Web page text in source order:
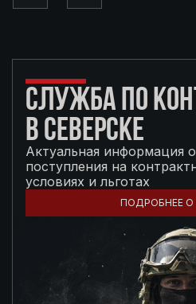
СЛУЖБА ПО
В СЕВЕРСКЕ
Актуальная информация
поступления на
условиях и льготах
ПОДРОБНЕЕ О